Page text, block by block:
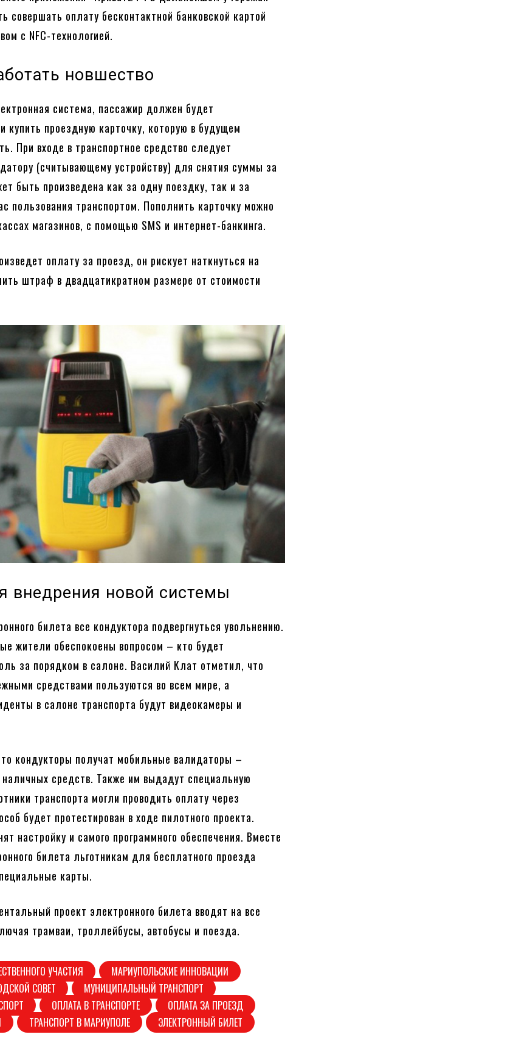
совершать оплату бесконтактной банковской картой
с NFC-технологией.
новшество
система, пассажир должен будет
купить проездную карточку, которую в будущем
При входе в транспортное средство следует
(считывающему устройству) для снятия суммы за
быть произведена как за одну поездку, так и за
пользования транспортом. Пополнить карточку можно
магазинов, с помощью SMS и интернет-банкинга.
оплату за проезд, он рискует наткнуться на
штраф в двадцатикратном размере от стоимости
внедрения новой системы
билета все кондуктора подвергнуться увольнению.
жители обеспокоены вопросом – кто будет
за порядком в салоне. Василий Клат отметил, что
средствами пользуются во всем мире, а
в салоне транспорта будут видеокамеры и
кондукторы получат мобильные валидаторы –
средств. Также им выдадут специальную
транспорта могли проводить оплату через
будет протестирован в ходе пилотного проекта.
настройку и самого программного обеспечения. Вместе
билета льготникам для бесплатного проезда
карты.
проект электронного билета вводят на все
трамваи, троллейбусы, автобусы и поезда.
УЧАСТИЯ
МАРИУПОЛЬСКИЕ ИННОВАЦИИ
СОВЕТ
МУНИЦИПАЛЬНЫЙ ТРАНСПОРТ
ОПЛАТА В ТРАНСПОРТЕ
ОПЛАТА ЗА ПРОЕЗД
ТРАНСПОРТ В МАРИУПОЛЕ ЭЛЕКТРОННЫЙ БИЛЕТ